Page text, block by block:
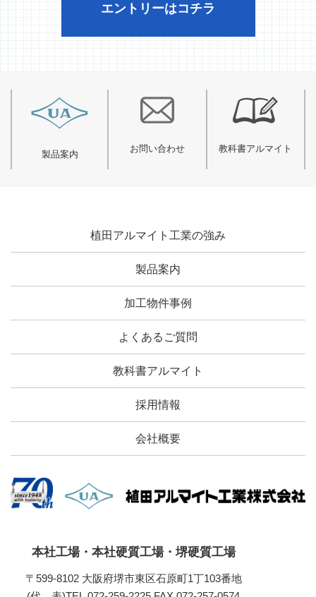
エントリーはコチラ
製品案内
お問い合わせ 教科書アルマイト
植田アルマイト工業の強み
製品案内
加工物件事例
よくあるご質問
教科書アルマイト
採用情報
会社概要
本社工場・本社硬質工場・堺硬質工場
〒599-8102 大阪府堺市東区石原町1丁103番地